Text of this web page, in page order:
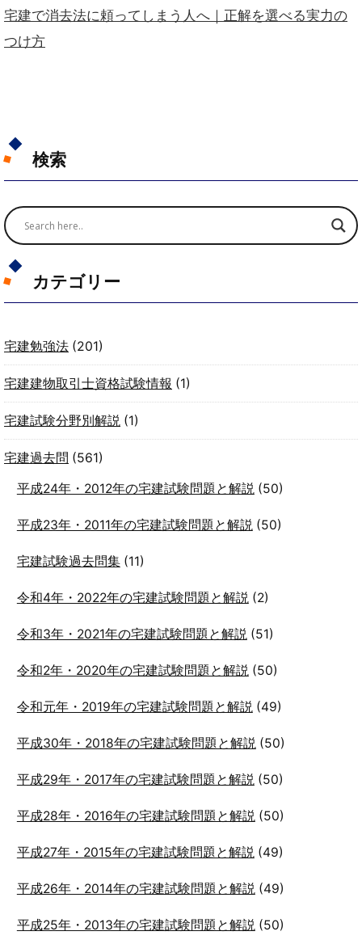
宅建で消去法に頼ってしまう人へ｜正解を選べる実力の
つけ方
検索
カテゴリー
宅建勉強法 (201)
宅建建物取引士資格試験情報 (1)
宅建試験分野別解説 (1)
宅建過去問 (561)
平成24年・2012年の宅建試験問題と解説(50)
平成23年・2011年の宅建試験問題と解説(50)
宅建試験過去問集(11)
令和4年・2022年の宅建試験問題と解説(2)
令和3年・2021年の宅建試験問題と解説(51)
令和2年・2020年の宅建試験問題と解説(50)
令和元年・2019年の宅建試験問題と解説(49)
平成30年・2018年の宅建試験問題と解説(50)
平成29年・2017年の宅建試験問題と解説(50)
平成28年・2016年の宅建試験問題と解説(50)
平成27年・2015年の宅建試験問題と解説(49)
平成26年・2014年の宅建試験問題と解説(49)
平成25年・2013年の宅建試験問題と解説(50)